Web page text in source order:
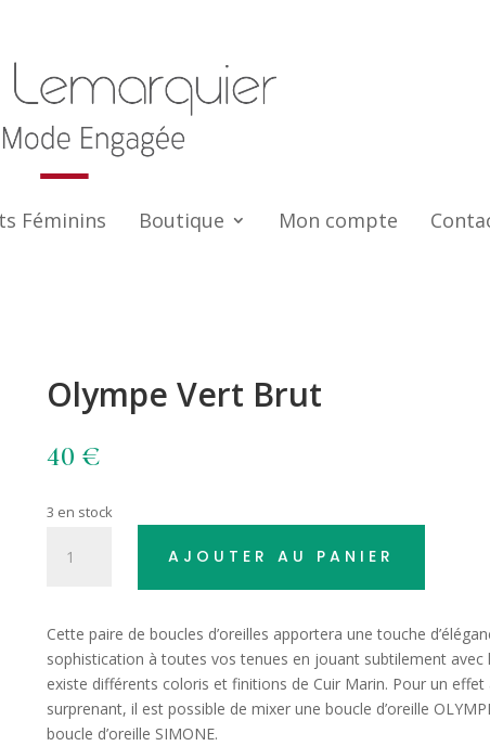
Féminins Boutique Mon compte
Olympe Vert Brut
40 €
3 en stock
Brut
AJOUTER AU PANIER
t
r
n
a
t
Cette paire de boucles d’oreilles apportera une touche
sophistication à toutes vos tenues en jouant subtilement avec
existe différents coloris et finitions de Cuir Marin. Pour un effet
surprenant, il est possible de mixer une boucle d’oreille
boucle d’oreille SIMONE.